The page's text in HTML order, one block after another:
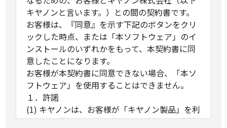
キヤノンと言います。）との間の契約書です。
お客様は、『同意』を示す下記のボタンをクリ
ックした時点、または「本ソフトウェア」のイ
ンストールのいずれかをもって、本契約書に同
意したことになります。
お客様が本契約書に同意できない場合、「本ソ
フトウェア」を使用することはできません。
１．許諾
(1) キヤノンは、お客様が「キヤノン製品」を利
用する目的のために、「キヤノン製品」に直接